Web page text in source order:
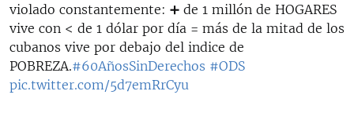
violado constantemente: ➕ de 1 millón de HOGARES
vive con < de 1 dólar por día = más de la mitad de los
cubanos vive por debajo del indice de
POBREZA.#60AñosSinDerechos #ODS
pic.twitter.com/5d7emRrCyu